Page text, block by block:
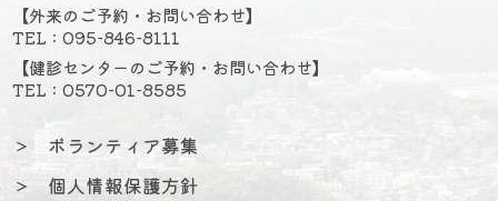
【外来のご予約・お問い合わせ】
TEL : 095-846-8111
【健診センターのご予約・お問い合わせ】
TEL : 0570-01-8585
＞
ボランティア募集
＞
個人情報保護方針